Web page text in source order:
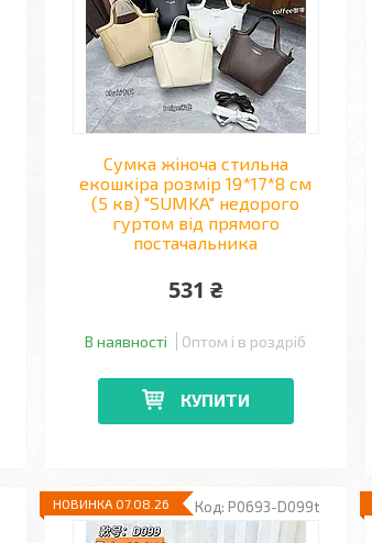
Сумка жіноча стильна
екошкіра розмір 19*17*8 см
(5 кв) "SUMKA" недорого
гуртом від прямого
постачальника
531 ₴
В наявності Оптом і в роздріб
КУПИТИ
P0693-D099t
НОВИНКА 07.08.26